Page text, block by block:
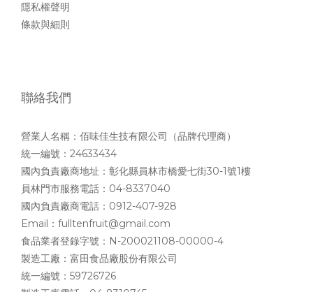
隱私權聲明
條款與細則
聯絡我們
營業人名稱：佰味佳生技有限公司（品牌代理商）
統一編號：24633434
國內負責廠商地址：彰化縣員林市橋愛七街30-1號1樓
員林門市服務電話：04-8337040
國內負責廠商電話：0912-407-928
Email：fulltenfruit@gmail.com
食品業者登錄字號：N-200021108-00000-4
製造工廠：富田食品廠股份有限公司
統一編號：59726726